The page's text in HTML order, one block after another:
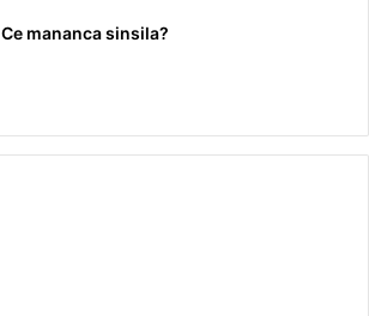
Ce mananca sinsila?